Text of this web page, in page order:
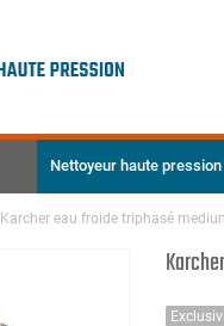
Nettoyeur haute pression
Karcher eau froide triphasé